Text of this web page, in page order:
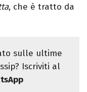
, che è tratto da
sulle ultime
Iscriviti al